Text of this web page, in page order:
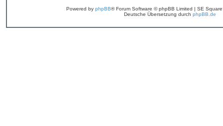
Powered by phpBB® Forum Software © phpBB Limited | SE
Deutsche Übersetzung durch phpBB.de